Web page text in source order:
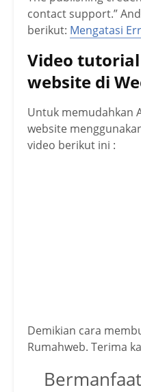
contact support.”
berikut: Mengatasi
Video
website di
Untuk memudahkan
website
video berikut ini :
Demikian cara
Rumahweb. Terima